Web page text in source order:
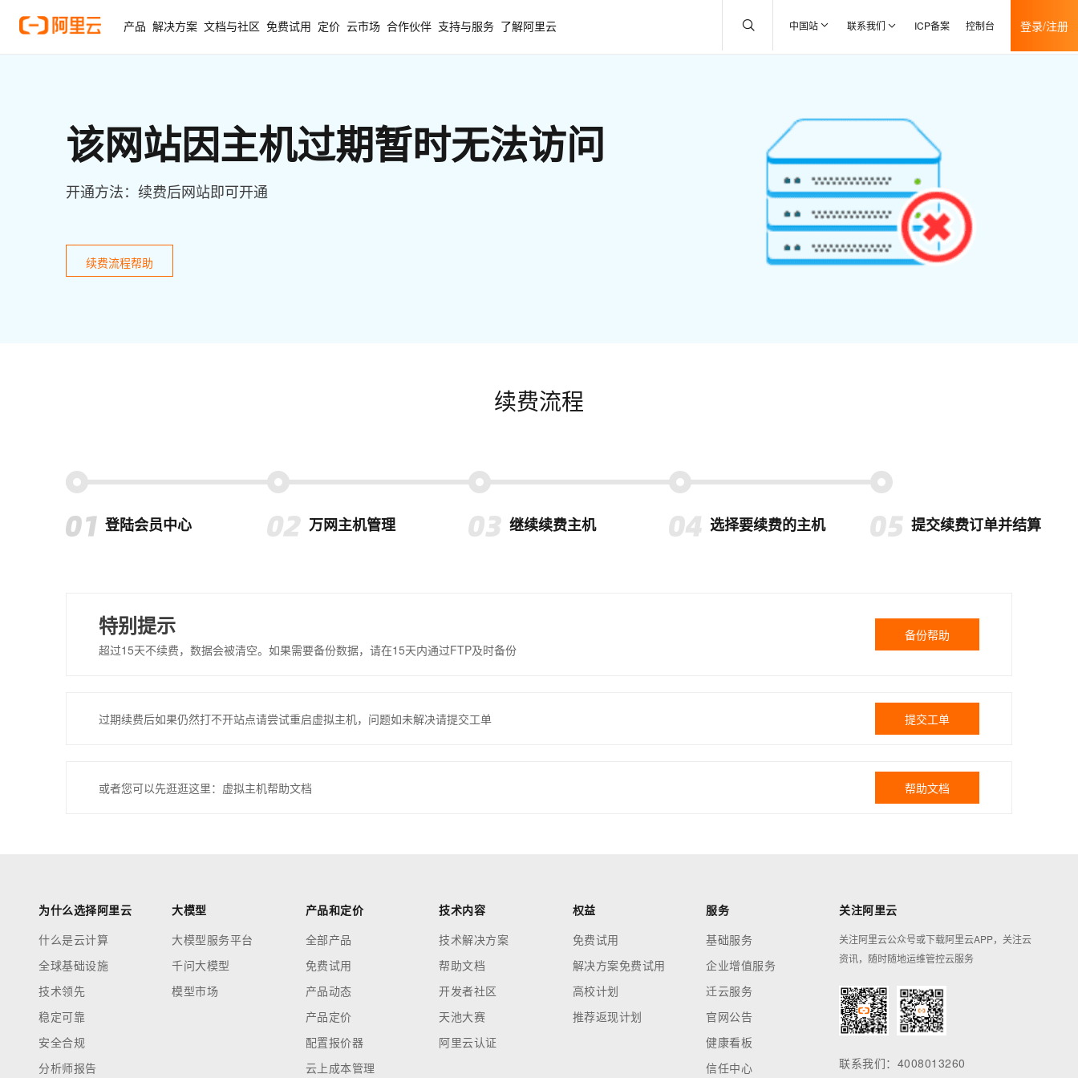
产品 解决方案 文档与社区 免费试用 定价 云市场 合作伙伴 支持与服务 了解阿里云 中国站 联系我们 ICP备案 控制台 登录/注册
该网站因主机过期暂时无法访问
开通方法：续费后网站即可开通
续费流程帮助
续费流程
登陆会员中心 万网主机管理 继续续费主机 选择要续费的主机 提交续费订单并结算
特别提示
超过15天不续费，数据会被清空。如果需要备份数据，请在15天内通过FTP及时备份
备份帮助
过期续费后如果仍然打不开站点请尝试重启虚拟主机，问题如未解决请提交工单 提交工单
或者您可以先逛逛这里：虚拟主机帮助文档 帮助文档